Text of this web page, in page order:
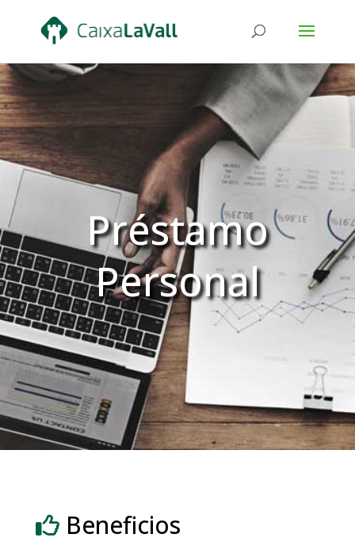
Préstamo
Personal
Beneficios